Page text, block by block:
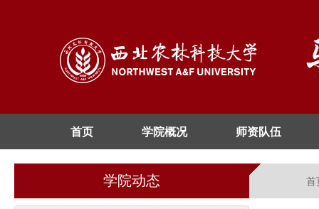
首页 学院概况 师资队伍
学院动态 首